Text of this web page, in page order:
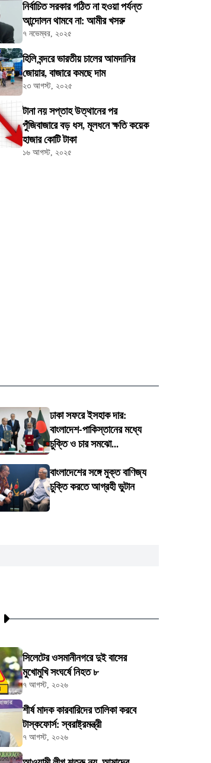
নির্বাচিত সরকার গঠিত না হওয়া পর্যন্ত
আন্দোলন থামবে না: আমীর খসরু
৭ নভেম্বর, ২০২৫
হিলি বন্দরে ভারতীয় চালের আমদানির
জোয়ার, বাজারে কমছে দাম
২৩ আগস্ট, ২০২৫
টানা নয় সপ্তাহ উত্থানের পর
পুঁজিবাজারে বড় ধস, মূলধনে ক্ষতি কয়েক
হাজার কোটি টাকা
১৬ আগস্ট, ২০২৫
ঢাকা সফরে ইসহাক দার:
বাংলাদেশ-পাকিস্তানের মধ্যে
চুক্তি ও চার সমঝো...
বাংলাদেশের সঙ্গে মুক্ত বাণিজ্য
চুক্তি করতে আগ্রহী ভুটান
সিলেটের ওসমানীনগরে দুই বাসের
মুখোমুখি সংঘর্ষে নিহত ৮
৭ আগস্ট, ২০২৬
শীর্ষ মাদক কারবারিদের তালিকা করবে
টাস্কফোর্স: স্বরাষ্ট্রমন্ত্রী
৭ আগস্ট, ২০২৬